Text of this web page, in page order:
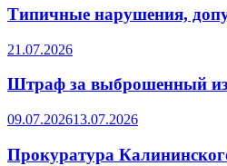
Типичные нарушения,
21.07.2026
Штраф за выброшенный
09.07.202613.07.2026
Прокуратура